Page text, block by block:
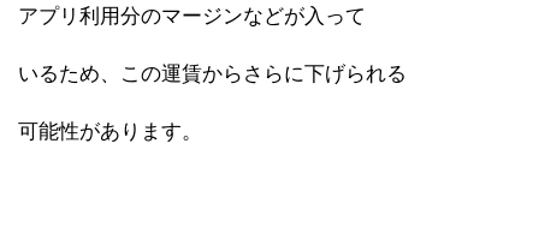
アプリ利用分のマージンなどが入って
いるため、この運賃からさらに下げられる
可能性があります。